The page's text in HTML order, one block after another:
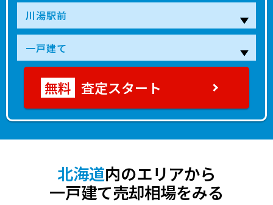
査定スタート
北海道内のエリアから
一戸建て売却相場をみる